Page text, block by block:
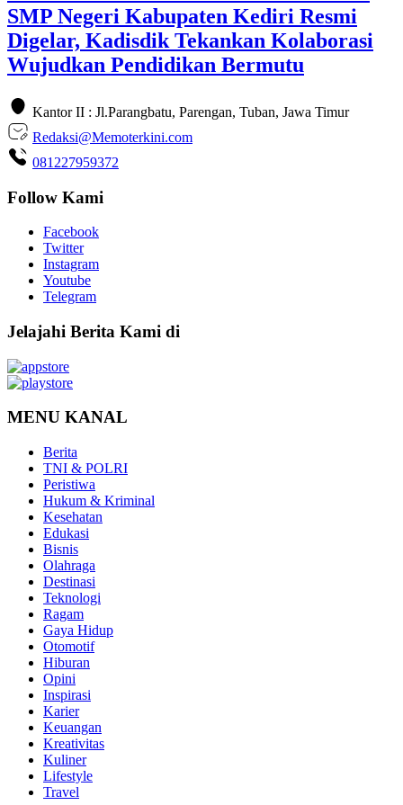
SMP Negeri Kabupaten Kediri Resmi
Digelar, Kadisdik Tekankan Kolaborasi
Wujudkan Pendidikan Bermutu
Kantor II : Jl.Parangbatu, Parengan, Tuban, Jawa Timur
Redaksi@Memoterkini.com
081227959372
Follow Kami
Facebook
Twitter
Instagram
Youtube
Telegram
Jelajahi Berita Kami di
MENU KANAL
Berita
TNI & POLRI
Peristiwa
Hukum & Kriminal
Kesehatan
Edukasi
Bisnis
Olahraga
Destinasi
Teknologi
Ragam
Gaya Hidup
Otomotif
Hiburan
Opini
Inspirasi
Karier
Keuangan
Kreativitas
Kuliner
Lifestyle
Travel